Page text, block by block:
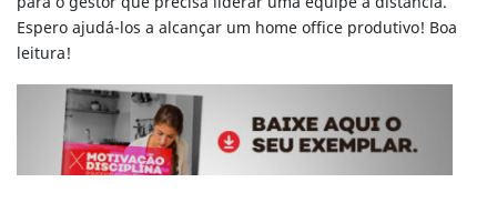
Espero ajudá-los a alcançar um home office produtivo! Boa
leitura!